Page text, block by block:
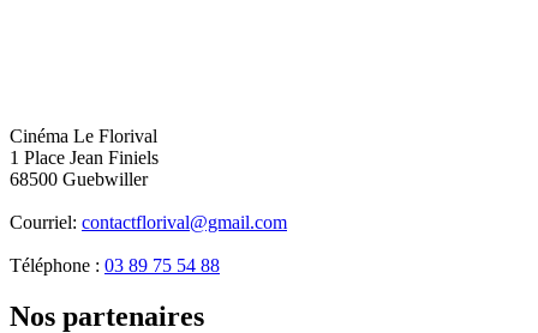
Cinéma Le Florival
1 Place Jean Finiels
68500 Guebwiller
Courriel: contactflorival@gmail.com
Téléphone : 03 89 75 54 88
Nos partenaires